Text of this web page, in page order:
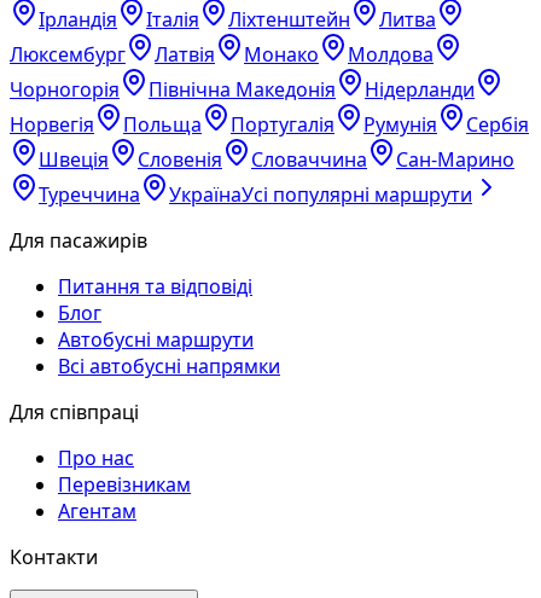
Ірландія
Італія Ліхтенштейн
Литва
Люксембург
Латвія Монако
Молдова
Чорногорія
Північна Македонія
Нідерланди
Норвегія
Польща Португалія Румунія
Сербія
Швеція
Словенія Словаччина
Сан-Марино
Туреччина
УкраїнаУсі популярні маршрути
Для пасажирів
Питання та відповіді
Блог
Автобусні маршрути
Всі автобусні напрямки
Для співпраці
Про нас
Перевізникам
Агентам
Контакти